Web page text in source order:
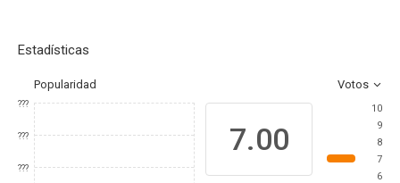
Estadísticas
Popularidad Votos
???
???
???
7.00
10
9
8
7
6